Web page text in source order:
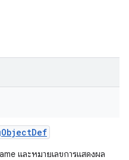
ObjectDef
และหมายเลขการแสดงผล